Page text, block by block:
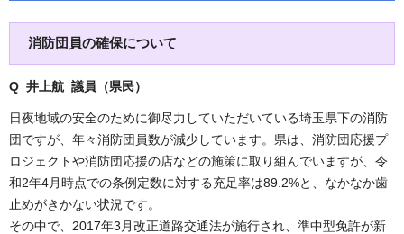
消防団員の確保について
Q 井上航 議員（県民）
日夜地域の安全のために御尽力していただいている埼玉県下の消防
団ですが、年々消防団員数が減少しています。県は、消防団応援プ
ロジェクトや消防団応援の店などの施策に取り組んでいますが、令
和2年4月時点での条例定数に対する充足率は89.2%と、なかなか歯
止めがきかない状況です。
その中で、2017年3月改正道路交通法が施行され、準中型免許が新